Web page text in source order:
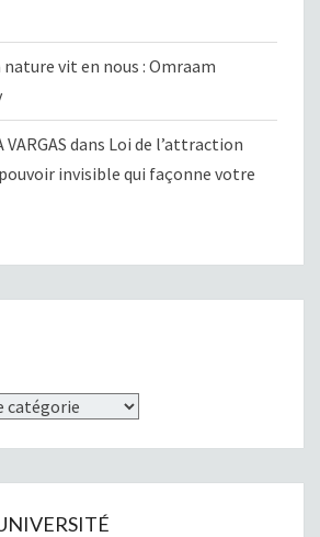
nature vit en nous : Omraam
dans Loi de l’attraction
invisible qui façonne votre